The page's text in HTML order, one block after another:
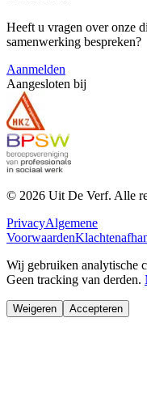
Heeft u vragen over onze
samenwerking bespreken?
Aanmelden
Aangesloten bij
© 2026 Uit De Verf. Alle
PrivacyAlgemene
Voorwaarden
Wij gebruiken analytische
Geen tracking van derden.
Weigeren Accepteren